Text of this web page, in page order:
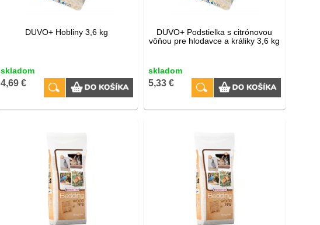
DUVO+ Hobliny 3,6 kg
skladom
4,69 €
DUVO+ Podstielka s citrónovou
vôňou pre hlodavce a králiky 3,6 kg
skladom
5,33 €